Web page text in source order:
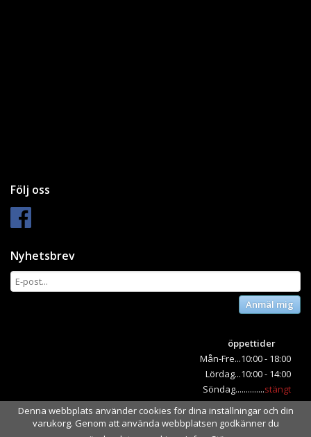
Följ oss
Nyhetsbrev
Anmäl mig
öppettider
Mån-Fre...10:00 - 18:00
Lördag...10:00 - 14:00
Söndag..............stängt
Denna webbplats använder cookies för dina inställningar och din
varukorg. Genom att använda webbplatsen godkänner du